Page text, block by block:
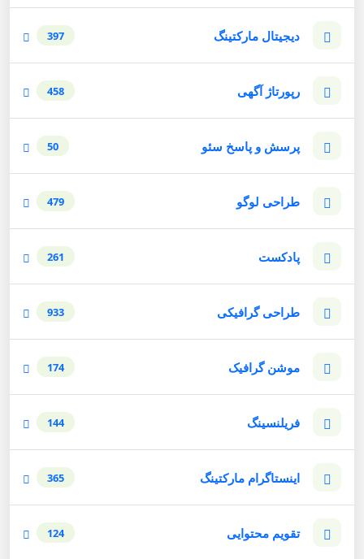
دیجیتال مارکتینگ 397
رپورتاژ آگهی 458
پرسش و پاسخ سئو 50
طراحی لوگو 479
پادکست 261
طراحی گرافیکی 933
موشن گرافیک 174
فریلنسینگ 144
اینستاگرام مارکتینگ 365
تقویم محتوایی 124